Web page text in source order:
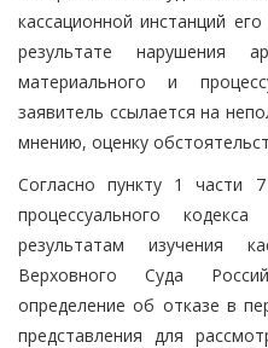
кассационной инстанций
результате нарушения
материального и
заявитель ссылается на
мнению, оценку
Согласно пункту 1 части
процессуального
результатам изучения
Верховного Суда
определение об отказе в
представления для